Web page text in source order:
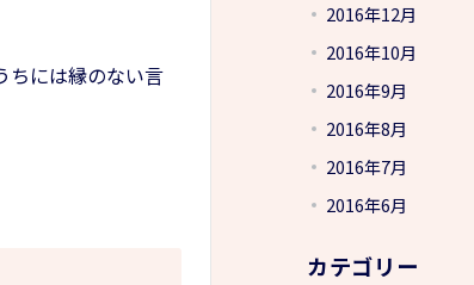
ちには縁のない言
2016年12月
2016年10月
2016年9月
2016年8月
2016年7月
2016年6月
カテゴリー